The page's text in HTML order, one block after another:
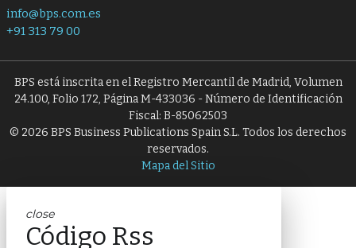
info@bps.com.es
+91 313 79 00
BPS está inscrita en el Registro Mercantil de Madrid, Volumen
24.100, Folio 172, Página M-433036 - Número de Identificación
Fiscal: B-85062503
© 2026 BPS Business Publications Spain S.L. Todos los derechos
reservados.
Mapa del Sitio
close
Código Rss